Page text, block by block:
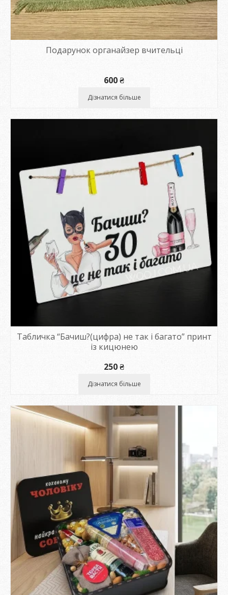
Подарунок органайзер вчительці
600₴
Дізнатися більше
Табличка “Бачиш?(цифра) не так і багато” принт
із кицюнею
250₴
Дізнатися більше